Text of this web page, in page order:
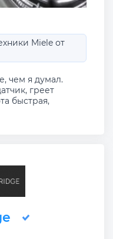
Miele от
чем я думал.
греет
быстрая,